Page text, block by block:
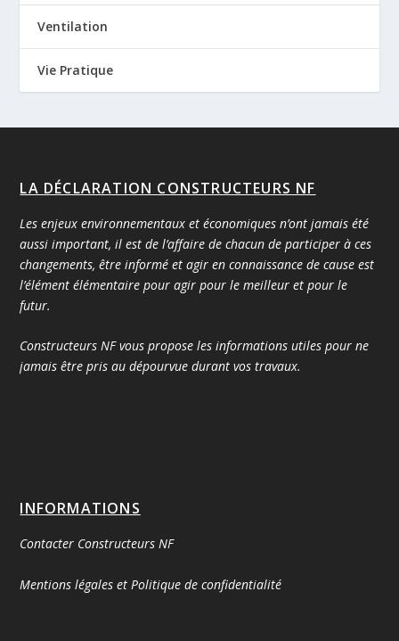
Ventilation
Vie Pratique
LA DÉCLARATION CONSTRUCTEURS NF
Les enjeux environnementaux et économiques n’ont jamais été
aussi important, il est de l’affaire de chacun de participer à ces
changements, être informé et agir en connaissance de cause est
l’élément élémentaire pour agir pour le meilleur et pour le
futur.
Constructeurs NF vous propose les informations utiles pour ne
jamais être pris au dépourvue durant vos travaux.
INFORMATIONS
Contacter Constructeurs NF
Mentions légales et Politique de confidentialité